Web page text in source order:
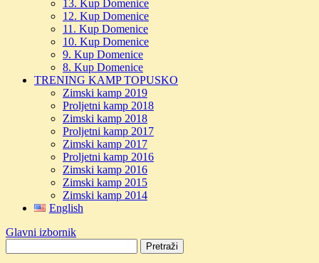
13. Kup Domenice
12. Kup Domenice
11. Kup Domenice
10. Kup Domenice
9. Kup Domenice
8. Kup Domenice
TRENING KAMP TOPUSKO
Zimski kamp 2019
Proljetni kamp 2018
Zimski kamp 2018
Proljetni kamp 2017
Zimski kamp 2017
Proljetni kamp 2016
Zimski kamp 2016
Zimski kamp 2015
Zimski kamp 2014
English
Glavni izbornik